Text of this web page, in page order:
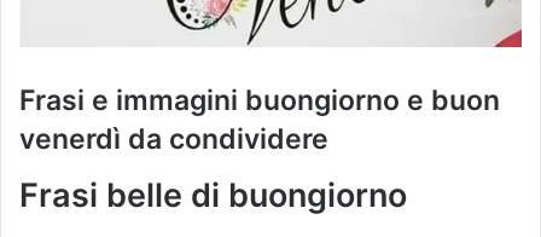
Frasi e immagini buongiorno e buon
venerdì da condividere
Frasi belle di buongiorno